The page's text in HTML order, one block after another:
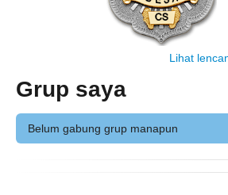
Lihat
Grup saya
Belum gabung grup manapun